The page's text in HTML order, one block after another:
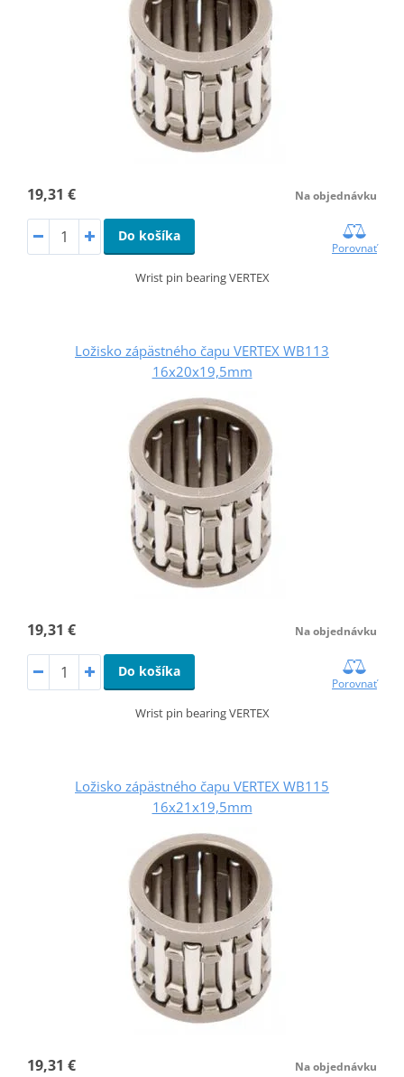
19,31 € Na objednávku
Do košíka
Porovnať
Wrist pin bearing VERTEX
Ložisko zápästného čapu VERTEX WB113
16x20x19,5mm
19,31 € Na objednávku
Do košíka
Porovnať
Wrist pin bearing VERTEX
Ložisko zápästného čapu VERTEX WB115
16x21x19,5mm
19,31 € Na objednávku